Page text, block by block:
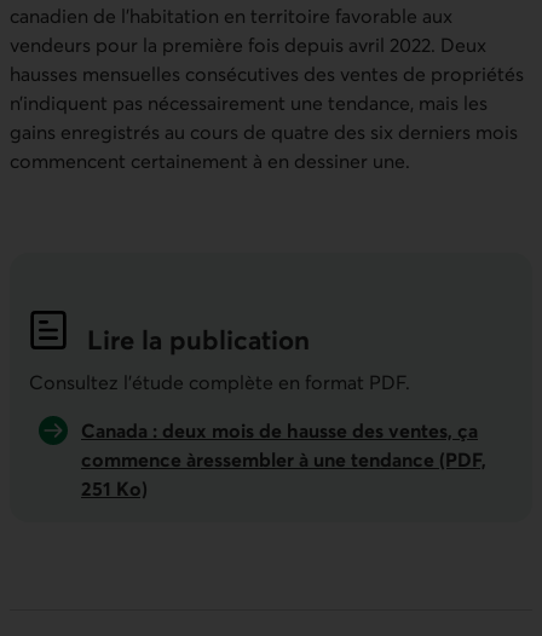
canadien de l’habitation en territoire favorable aux
vendeurs pour la première fois depuis avril 2022. Deux
hausses mensuelles consécutives des ventes de propriétés
n’indiquent pas nécessairement une tendance, mais les
gains enregistrés au cours de quatre des six derniers mois
commencent certainement à en dessiner une.
Lire la publication
Indicateurs économiques de la
Consultez l'étude complète en format PDF.
Canada : deux mois de hausse des ventes, ça
commence àressembler à une tendance (PDF,
251 Ko)